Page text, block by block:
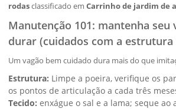
rodasclassificado emCarrinho de jardim de
Manutenção 101: mantenha seu
durar (cuidados com a estrutura
Um vagão bem cuidado dura mais do que
Estrutura: Limpe a poeira, verifique os
os pontos de articulação a cada três
Tecido: enxágue o sal e a lama; seque ao